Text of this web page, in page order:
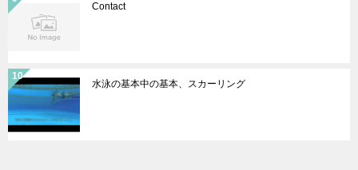
Contact
水泳の基本中の基本、スカーリング